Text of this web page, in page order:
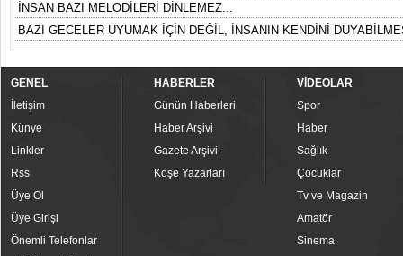
İNSAN BAZI MELODİLERİ DİNLEMEZ...
BAZI GECELER UYUMAK İÇİN DEĞİL, İNSANIN KENDİNİ
GENEL
İletişim
Künye
Linkler
Rss
Üye Ol
Üye Girişi
Önemli Telefonlar
HABERLER
Günün Haberleri
Haber Arşivi
Gazete Arşivi
Köşe Yazarları
VİDEOLAR
Spor
Haber
Sağlık
Çocuklar
Tv ve Magazin
Amatör
Sinema